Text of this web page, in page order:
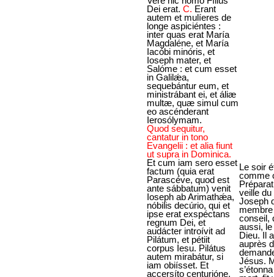
Dei erat. C. Erant
autem et mulíeres de
longe aspiciéntes :
inter quas erat María
Magdaléne, et María
Iacóbi minóris, et
Ioseph mater, et
Salóme : et cum esset
in Galilǽa,
sequebántur eum, et
ministrábant ei, et áliæ
multæ, quæ simul cum
eo ascénderant
Ierosólymam.
Quod sequitur,
cantatur in tono
Evangelii : et alia fiunt
ut supra in Dominica.
Et cum iam sero esset
factum (quia erat
Parascéve, quod est
ante sábbatum) venit
Ioseph ab Arimathǽa,
nóbilis decúrio, qui et
ipse erat exspéctans
regnum Dei, et
audácter introívit ad
Pilátum, et pétiit
corpus Iesu. Pilátus
autem mirabátur, si
iam obiísset. Et
accersíto centurióne,
Le soir
comme
veille
Joseph
conseil,
aussi,
Dieu. Il
auprès
Jésus.